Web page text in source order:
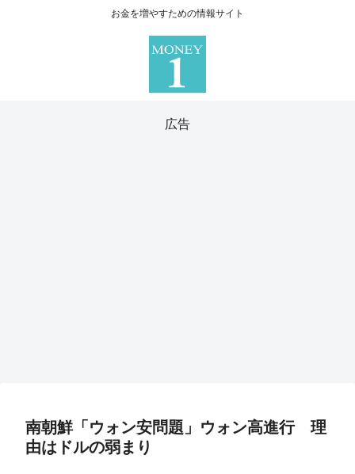
お金を増やすための情報サイト
広告
南朝鮮「ウォン安問題」ウォン高進行 理
由はドルの弱まり